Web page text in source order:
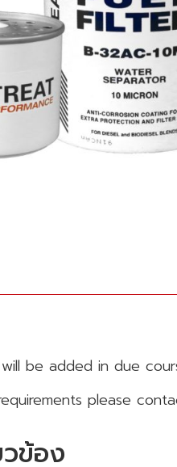
will be added in due
please
ข้อง